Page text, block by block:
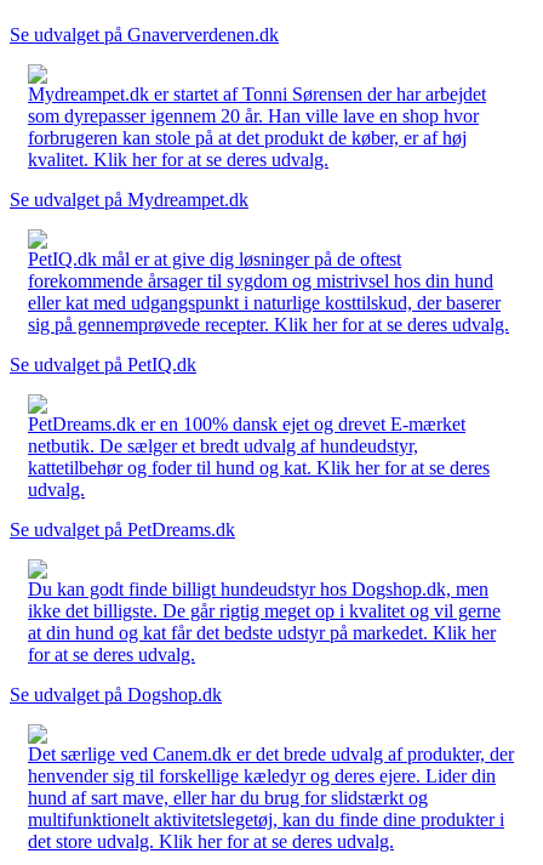
Se udvalget på Gnaververdenen.dk
Mydreampet.dk er startet af Tonni Sørensen der har arbejdet
som dyrepasser igennem 20 år. Han ville lave en shop hvor
forbrugeren kan stole på at det produkt de køber, er af høj
kvalitet. Klik her for at se deres udvalg.
Se udvalget på Mydreampet.dk
PetIQ.dk mål er at give dig løsninger på de oftest
forekommende årsager til sygdom og mistrivsel hos din hund
eller kat med udgangspunkt i naturlige kosttilskud, der baserer
sig på gennemprøvede recepter. Klik her for at se deres udvalg.
Se udvalget på PetIQ.dk
PetDreams.dk er en 100% dansk ejet og drevet E-mærket
netbutik. De sælger et bredt udvalg af hundeudstyr,
kattetilbehør og foder til hund og kat. Klik her for at se deres
udvalg.
Se udvalget på PetDreams.dk
Du kan godt finde billigt hundeudstyr hos Dogshop.dk, men
ikke det billigste. De går rigtig meget op i kvalitet og vil gerne
at din hund og kat får det bedste udstyr på markedet. Klik her
for at se deres udvalg.
Se udvalget på Dogshop.dk
Det særlige ved Canem.dk er det brede udvalg af produkter, der
henvender sig til forskellige kæledyr og deres ejere. Lider din
hund af sart mave, eller har du brug for slidstærkt og
multifunktionelt aktivitetslegetøj, kan du finde dine produkter i
det store udvalg. Klik her for at se deres udvalg.